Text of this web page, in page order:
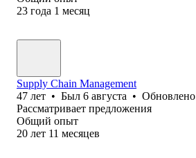
23 года 1 месяц
Supply Chain Management
47 лет • Был 6 августа • Обновлено
Рассматривает предложения
Общий опыт
20 лет 11 месяцев